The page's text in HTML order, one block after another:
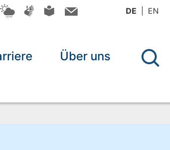
DE EN
Über uns